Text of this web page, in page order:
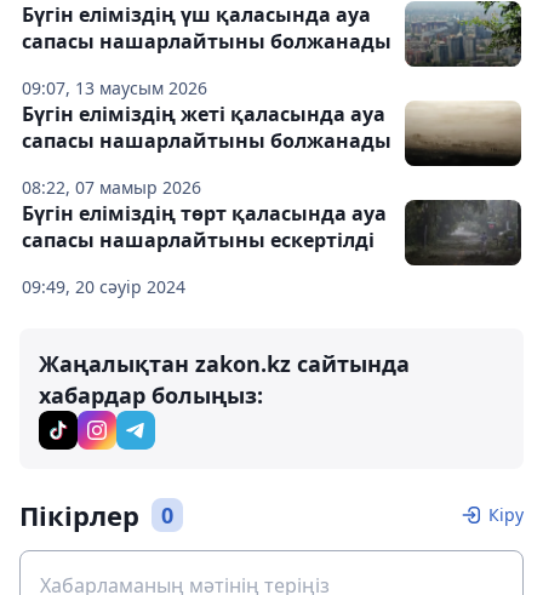
09:07, 13 маусым 2026
Бүгін еліміздің үш қаласында ауа
сапасы нашарлайтыны болжанады
08:22, 07 мамыр 2026
Бүгін еліміздің жеті қаласында ауа
сапасы нашарлайтыны болжанады
09:49, 20 сәуір 2024
Бүгін еліміздің төрт қаласында ауа
сапасы нашарлайтыны ескертілді
Жаңалықтан zakon.kz сайтында
хабардар болыңыз:
Пікірлер 0 Кіру